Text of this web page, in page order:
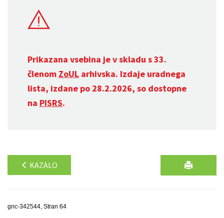
Prikazana vsebina je v skladu s 33.
členom ZoUL arhivska. Izdaje uradnega
lista, izdane po 28.2.2026, so dostopne
na PISRS.
KAZALO
gnc-342544, Stran 64